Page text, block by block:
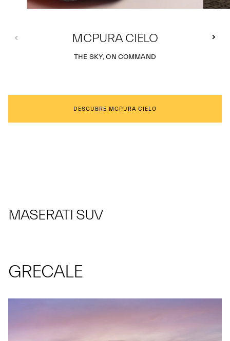
MCPURA CIELO
THE SKY, ON COMMAND
DESCUBRE MCPURA CIELO
MASERATI SUV
GRECALE